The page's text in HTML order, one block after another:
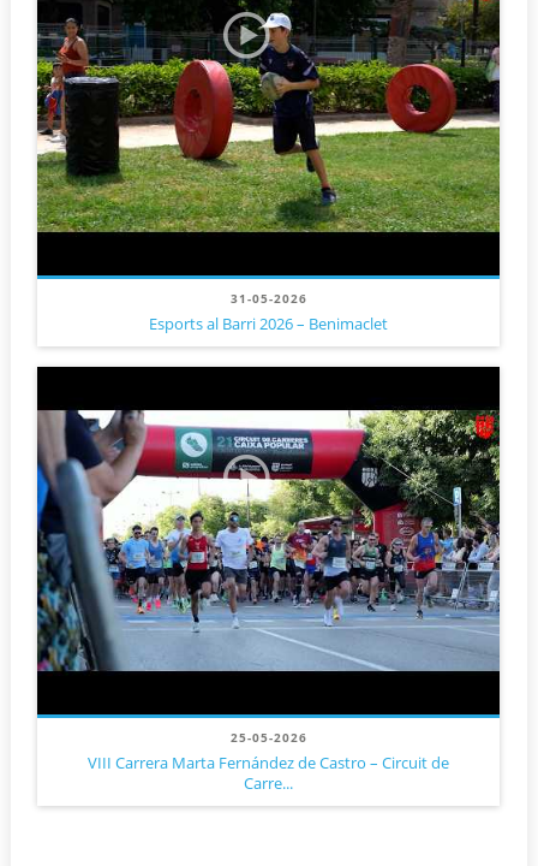
31-05-2026
Esports al Barri 2026 – Benimaclet
25-05-2026
VIII Carrera Marta Fernández de Castro – Circuit de
Carre...